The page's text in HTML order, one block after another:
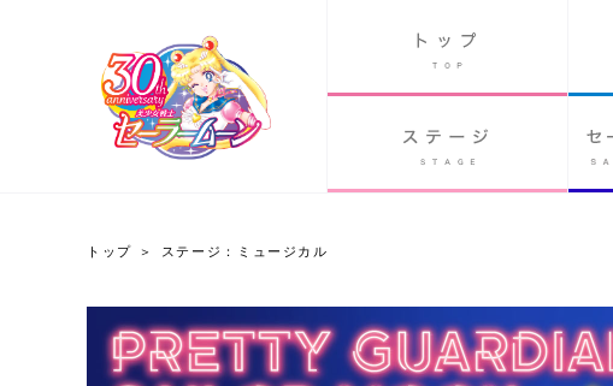
90's アニメPAST ANIME
トップ ステージ：ミュージカル